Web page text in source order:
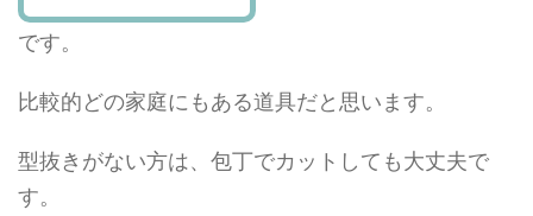
です。
比較的どの家庭にもある道具だと思います。
型抜きがない方は、包丁でカットしても大丈夫で
す。